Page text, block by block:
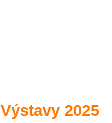
Výstavy 2025